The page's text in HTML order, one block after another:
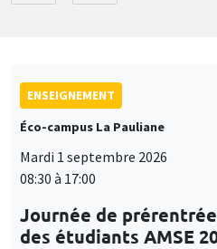
ENSEIGNEMENT
Éco-campus La Pauliane
Mardi 1 septembre 2026
08:30 à 17:00
Journée de
des étudiants AMSE